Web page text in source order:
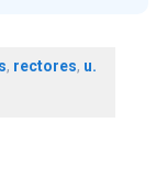
, rectores, u.